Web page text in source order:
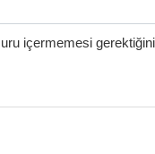
içermemesi gerektiğini